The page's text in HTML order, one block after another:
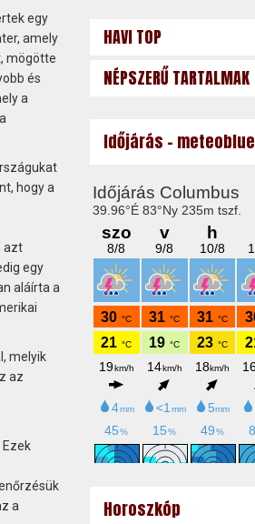
egy
amely
mögötte
és
a
hogy a
azt
egy
aláírta a
melyik
az
a
HAVI TOP
NÉPSZERŰ TARTALMAK
Időjárás - meteoblue
Horoszkóp